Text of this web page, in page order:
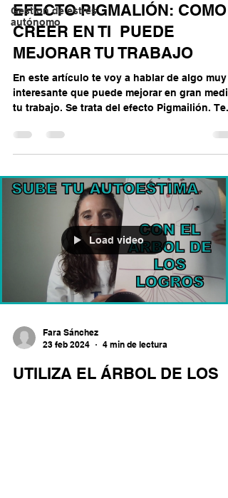
Gestion de estrés
autónomo
EFECTO PIGMALIÓN: COMO
CREER EN TI PUEDE
MEJORAR TU TRABAJO
En este artículo te voy a hablar de algo muy
interesante que puede mejorar en gran
tu trabajo. Se trata del efecto Pigmailión. Te...
Load video
Fara Sánchez
23 feb 2024
4 min de lectura
UTILIZA EL ÁRBOL DE LOS